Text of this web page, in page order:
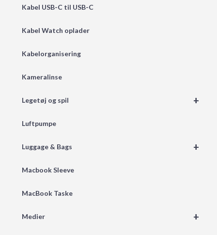
Kabel USB-C til USB-C
Kabel Watch oplader
Kabelorganisering
Kameralinse
+
Legetøj og spil
Luftpumpe
+
Luggage & Bags
Macbook Sleeve
MacBook Taske
+
Medier